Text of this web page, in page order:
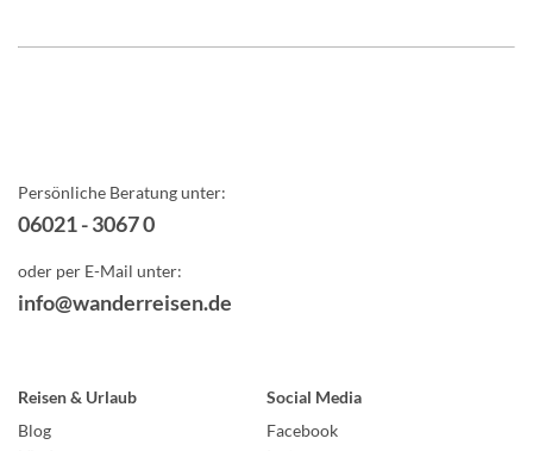
Persönliche Beratung unter:
06021 - 3067 0
oder per E-Mail unter:
info@wanderreisen.de
Reisen & Urlaub
Blog
Social Media
Facebook